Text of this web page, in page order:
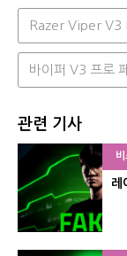
Razer Viper
바이퍼 V3 프로
관련 기사
레